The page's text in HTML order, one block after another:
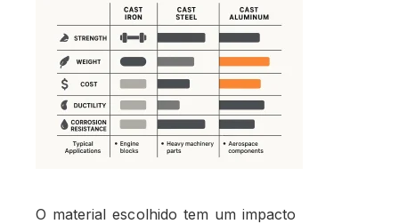
O material escolhido tem um impacto